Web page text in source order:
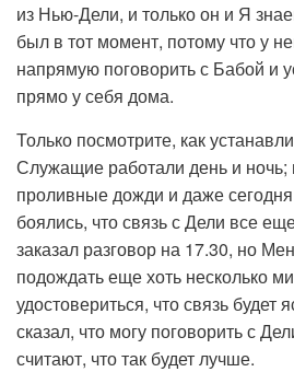
из Нью-Дели, и только он и Я
был в тот момент, потому что у
напрямую поговорить с Бабой и
прямо у себя дома.
Только посмотрите, как
Служащие работали день и
проливные дожди и даже
боялись, что связь с Дели все
заказал разговор на 17.30, но
подождать еще хоть несколько
удостовериться, что связь будет
сказал, что могу поговорить с
считают, что так будет лучше.